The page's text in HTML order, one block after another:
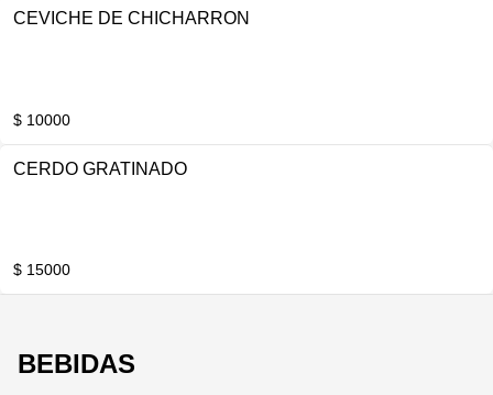
CEVICHE DE CHICHARRON
$ 10000
CERDO GRATINADO
$ 15000
BEBIDAS